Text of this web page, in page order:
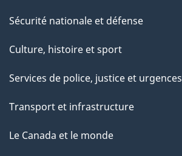
t
e
a
g
Sécurité nationale et défense
Culture, histoire et sport
Services de police, justice et urgences
Transport et infrastructure
Le Canada et le monde